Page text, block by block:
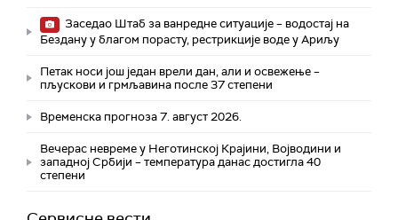
Заседао Штаб за ванредне ситуације – водостај на
Бездану у благом порасту, рестрикције воде у Ариљу
Петак носи још један врели дан, али и освежење –
пљускови и грмљавина после 37 степени
Временска прогноза 7. август 2026.
Вечерас невреме у Неготинској Крајини, Војводини и
западној Србији – температура данас достигла 40
степени